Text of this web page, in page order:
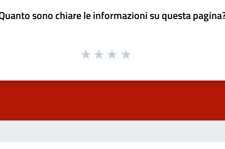
sono chiare le informazioni su questa